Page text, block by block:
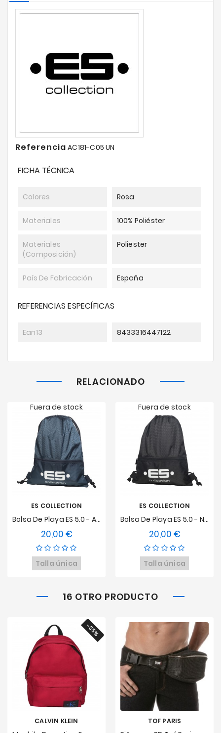
Referencia AC181-C05 UN
FICHA TÉCNICA
Colores Rosa
Materiales 100% Poliéster
Materiales
(composición)
Poliester
País De Fabricación España
REFERENCIAS ESPECÍFICAS
Ean13 8433316447122
RELACIONADO
ES COLLECTION
Bolsa De Playa ES 5.0 - Azul Marino
20,00 €Precio
Talla única
Fuera de stock
ES COLLECTION
Bolsa De Playa ES 5.0 - Negro
20,00 €Precio
Talla única
Fuera de stock
16 OTRO PRODUCTO
-35%
CALVIN KLEIN TOF PARIS